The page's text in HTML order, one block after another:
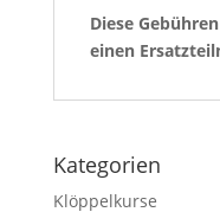
Diese
einen
Kategorien
Klöppelkurse